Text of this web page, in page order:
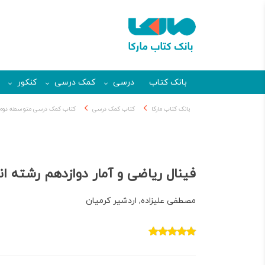
بانک کتاب درسی کمک درسی کنکور
بانک کتاب مارکا کتاب کمک درسی کتاب کمک درسی متوسطه دوم
فینال ریاضی و آمار دوازدهم رشته
مصطفی علیزاده, اردشیر کرمیان